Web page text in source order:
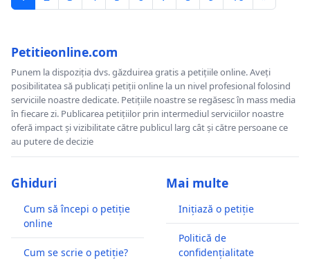
Petitieonline.com
Punem la dispoziția dvs. găzduirea gratis a petițiile online. Aveți
posibilitatea să publicați petiții online la un nivel profesional folosind
serviciile noastre dedicate. Petițiile noastre se regăsesc în mass media
în fiecare zi. Publicarea petițiilor prin intermediul serviciilor noastre
oferă impact și vizibilitate către publicul larg cât și către persoane ce
au putere de decizie
Ghiduri
Cum să începi o petiție
online
Cum se scrie o petiție?
Mai multe
Inițiază o petiție
Politică de
confidențialitate